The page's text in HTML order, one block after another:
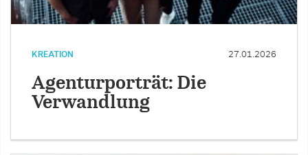
KREATION 27.01.2026
Agenturporträt: Die
Verwandlung